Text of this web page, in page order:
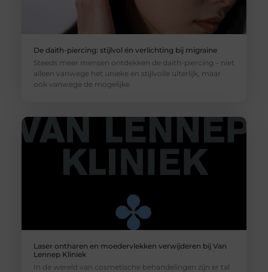
De daith-piercing: stijlvol én verlichting bij migraine
Steeds meer mensen ontdekken de daith-piercing – niet
alleen vanwege het unieke en stijlvolle uiterlijk, maar
ook vanwege de mogelijke
Laser ontharen en moedervlekken verwijderen bij Van
Lennep Kliniek
In de wereld van cosmetische behandelingen zijn er tal